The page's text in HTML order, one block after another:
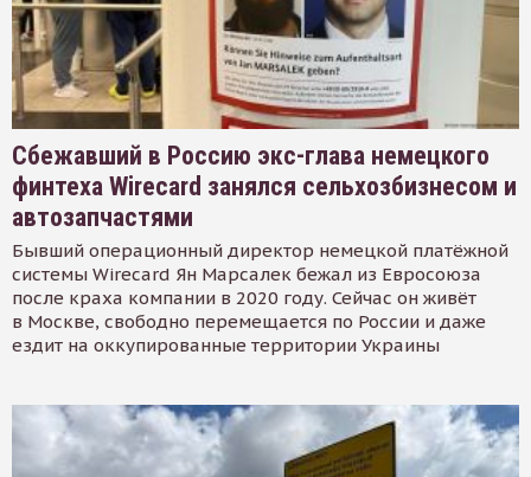
Сбежавший в Россию экс-глава немецкого
финтеха Wirecard занялся сельхозбизнесом и
автозапчастями
Бывший операционный директор немецкой платёжной
системы Wirecard Ян Марсалек бежал из Евросоюза
после краха компании в 2020 году. Сейчас он живёт
в Москве, свободно перемещается по России и даже
ездит на оккупированные территории Украины